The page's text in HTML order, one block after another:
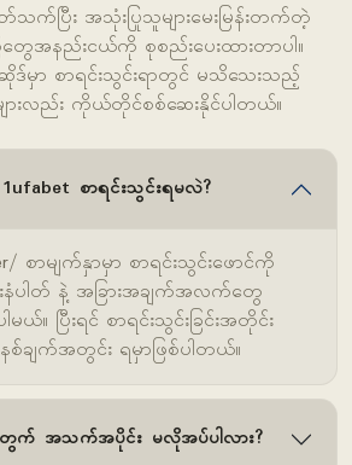
တ်သက်ပြီး အသုံးပြုသူများမေးမြန်းတက်တဲ့
တွေအနည်းငယ်ကို စုစည်းပေးထားတာပါ။
မှာ စာရင်းသွင်းရာတွင် မသိသေးသည့်
းလည်း ကိုယ်တိုင်စစ်ဆေးနိုင်ပါတယ်။
စာရင်းသွင်းရမလဲ?
ာမျက်နှာမှာ စာရင်းသွင်းဖောင်ကို
းနံပါတ် နဲ့ အခြားအချက်အလက်တွေ
။ ပြီးရင် စာရင်းသွင်းခြင်းအတိုင်း
ချက်အတွင်း ရမှာဖြစ်ပါတယ်။
တွက် အသက်အပိုင်း မလိုအပ်ပါလား?